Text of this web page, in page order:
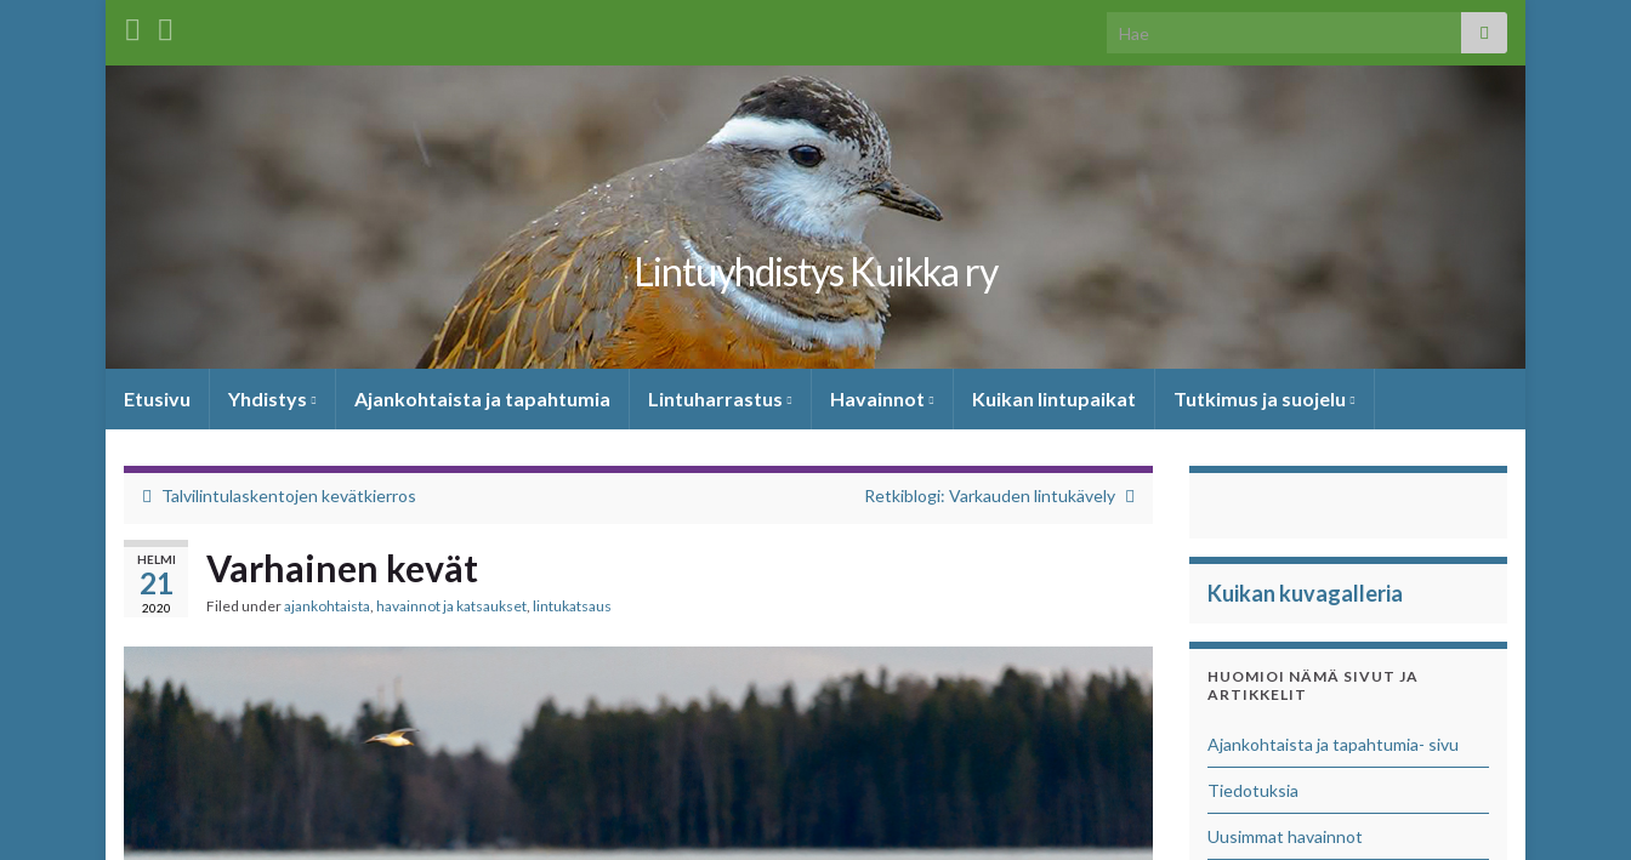
Search for:
Lintuyhdistys Kuikka ry
Etusivu Yhdistys Ajankohtaista ja tapahtumia Lintuharrastus Havainnot Kuikan lintupaikat Tutkimus ja suojelu
Talvilintulaskentojen kevätkierros Retkiblogi: Varkauden lintukävely
HELMI
21
2020
Varhainen kevät
Filed underajankohtaista, havainnot ja katsaukset, lintukatsaus Kuikan kuvagalleria
HUOMIOI NÄMÄ SIVUT JA
ARTIKKELIT
Ajankohtaista ja tapahtumia- sivu
Tiedotuksia
Uusimmat havainnot